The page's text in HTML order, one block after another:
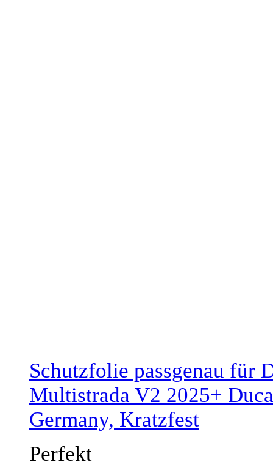
Schutzfolie passgenau für
Multistrada V2 2025+
Germany, Kratzfest
Perfekt